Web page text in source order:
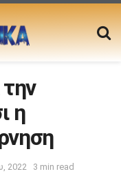
η
2022 3 min read